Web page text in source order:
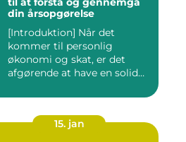
din årsopgørelse
[Introduktion] Når det
kommer til personlig
økonomi og skat, er det
afgørende at have en solid
15. jan